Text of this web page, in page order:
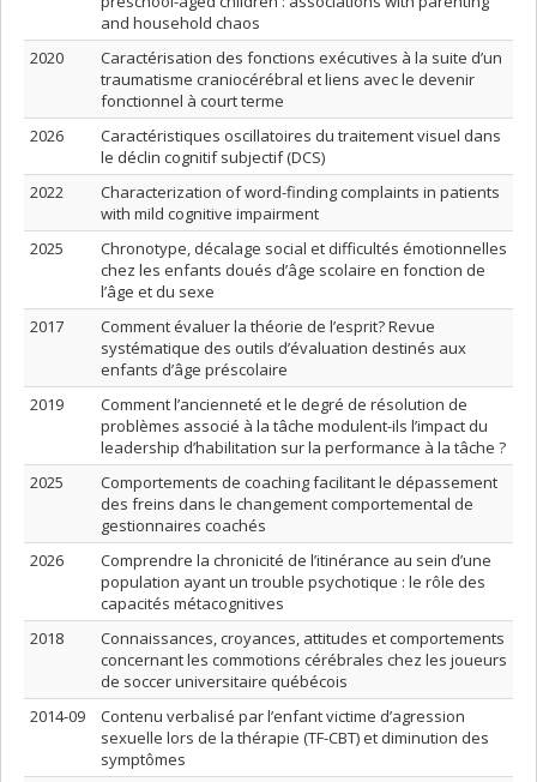
and household chaos
2020
Caractérisation des fonctions exécutives à la suite d’un
traumatisme craniocérébral et liens avec le devenir
fonctionnel à court terme
2026
Caractéristiques oscillatoires du traitement visuel dans
le déclin cognitif subjectif (DCS)
2022
Characterization of word-finding complaints in patients
with mild cognitive impairment
2025
Chronotype, décalage social et difficultés émotionnelles
chez les enfants doués d’âge scolaire en fonction de
l’âge et du sexe
2017
Comment évaluer la théorie de l’esprit? Revue
systématique des outils d’évaluation destinés aux
enfants d’âge préscolaire
2019
Comment l’ancienneté et le degré de résolution de
problèmes associé à la tâche modulent-ils l’impact du
leadership d’habilitation sur la performance à la tâche ?
2025
Comportements de coaching facilitant le dépassement
des freins dans le changement comportemental de
gestionnaires coachés
2026
Comprendre la chronicité de l’itinérance au sein d’une
population ayant un trouble psychotique : le rôle des
capacités métacognitives
2018
Connaissances, croyances, attitudes et comportements
concernant les commotions cérébrales chez les joueurs
de soccer universitaire québécois
2014-09
Contenu verbalisé par l’enfant victime d’agression
sexuelle lors de la thérapie (TF-CBT) et diminution des
symptômes